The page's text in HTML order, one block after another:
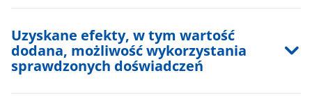
Uzyskane efekty, w tym wartość
dodana, możliwość wykorzystania
sprawdzonych doświadczeń